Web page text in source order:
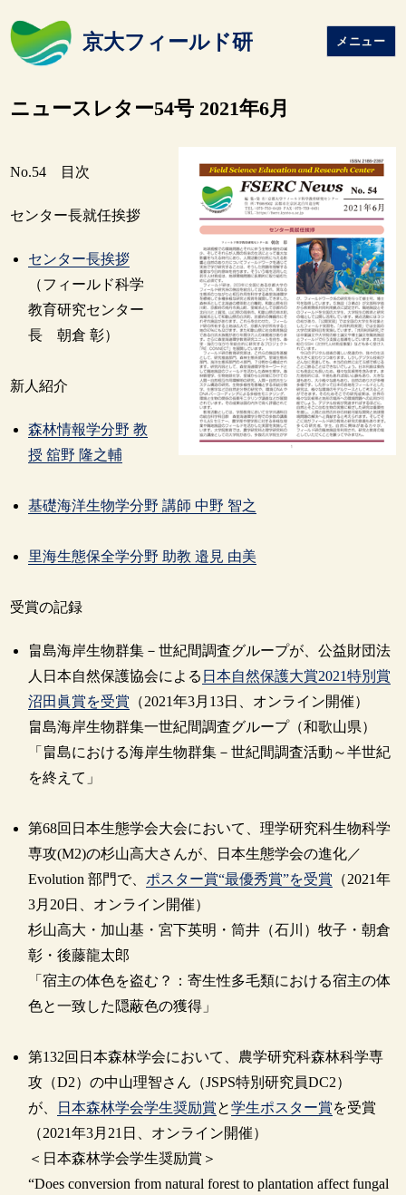
京大フィールド研 メニュー
ニュースレター54号 2021年6月
No.54 目次
センター長就任挨拶
センター長挨拶
（フィールド科学
教育研究センター
長 朝倉 彰）
新人紹介
森林情報学分野 教
授 舘野 隆之輔
基礎海洋生物学分野 講師 中野 智之
里海生態保全学分野 助教 邉見 由美
受賞の記録
畠島海岸生物群集－世紀間調査グループが、公益財団法
人日本自然保護協会による 日本自然保護大賞2021特別賞
沼田眞賞を受賞 （2021年3月13日、オンライン開催）
畠島海岸生物群集一世紀間調査グループ（和歌山県）
「畠島における海岸生物群集－世紀間調査活動～半世紀
を終えて」
第68回日本生態学会大会において、理学研究科生物科学
専攻(M2)の杉山高大さんが、日本生態学会の進化／
Evolution 部門で、 ポスター賞“最優秀賞”を受賞 （2021年
3月20日、オンライン開催）
杉山高大・加山基・宮下英明・筒井（石川）牧子・朝倉
彰・後藤龍太郎
「宿主の体色を盗む？：寄生性多毛類における宿主の体
色と一致した隠蔽色の獲得」
第132回日本森林学会において、農学研究科森林科学専
攻（D2）の中山理智さん（JSPS特別研究員DC2）
が、
日本森林学会学生奨励賞と学生ポスター賞を受賞
（2021年3月21日、オンライン開催）
＜日本森林学会学生奨励賞＞
“Does conversion from natural forest to plantation affect fungal